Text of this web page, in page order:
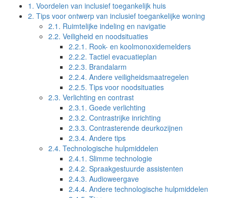
1. Voordelen van inclusief toegankelijk huis
2. Tips voor ontwerp van inclusief toegankelijke woning
2.1. Ruimtelijke indeling en navigatie
2.2. Veiligheid en noodsituaties
2.2.1. Rook- en koolmonoxidemelders
2.2.2. Tactiel evacuatieplan
2.2.3. Brandalarm
2.2.4. Andere veiligheidsmaatregelen
2.2.5. Tips voor noodsituaties
2.3. Verlichting en contrast
2.3.1. Goede verlichting
2.3.2. Contrastrijke inrichting
2.3.3. Contrasterende deurkozijnen
2.3.4. Andere tips
2.4. Technologische hulpmiddelen
2.4.1. Slimme technologie
2.4.2. Spraakgestuurde assistenten
2.4.3. Audioweergave
2.4.4. Andere technologische hulpmiddelen